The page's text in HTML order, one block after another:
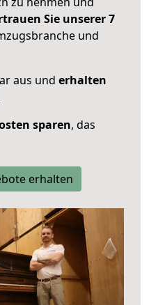
Sie unserer 7
und
aus und erhalten
sparen, das
erhalten